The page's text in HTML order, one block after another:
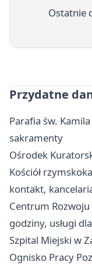
Ostatnie
Przydatne
Parafia św.
sakramenty
Ośrodek
Kościół
kontakt,
Centrum
godziny, usługi
Szpital Miejski w
Ognisko Pracy